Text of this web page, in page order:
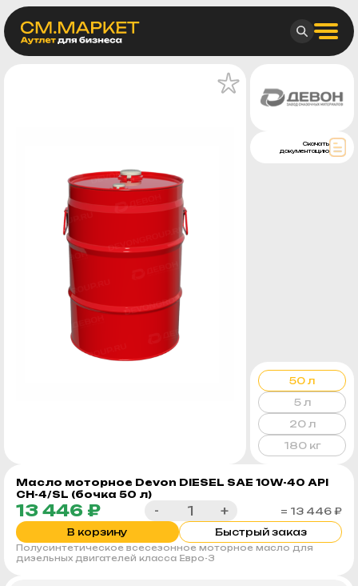
Масло моторное Devon DIЕSEL SAE 10W-40 API
CH-4/SL (бочка 50 л)
13 446 ₽ - +
= 13 446 ₽
В корзину
Быстрый заказ
Полусинтетическое всесезонное моторное масло для
дизельных двигателей класса Евро-3
Скачать
документацию
50 л
5 л
20 л
180 кг